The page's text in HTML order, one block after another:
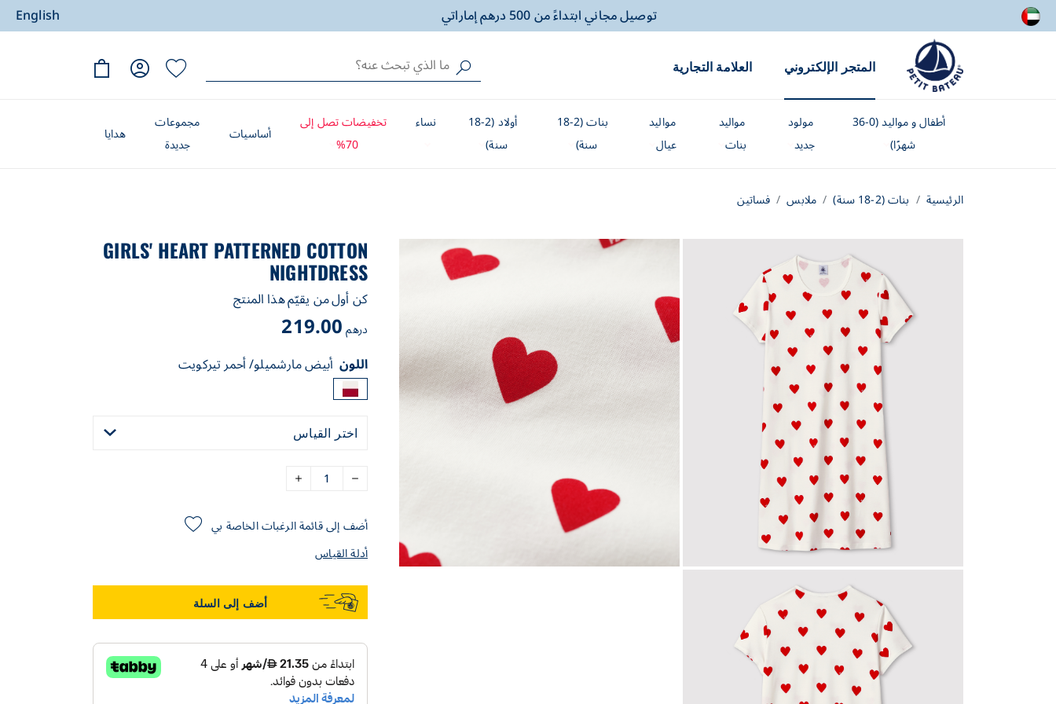
الشحن داخل الامارات فقط !
الشحن داخل الامارات فقط !
هدية خاصة لصغيرك، مغلّفة بالحب والسعادة
English
المتجر الإلكتروني العلامة التجارية
أطفال و مواليد (0-36
شهرًا)
مولود
جديد
مواليد
بنات
مواليد
عيال
بنات (2-18
سنة)
أولاد (2-18
سنة)
نساء
تخفيضات تصل إلى
70%
أساسيات
مجموعات
جديدة
هدايا
الرئيسية بنات (2-18 سنة) ملابس فساتين
GIRLS' HEART PATTERNED COTTON
NIGHTDRESS
كن أول من يقيّم هذا المنتج
درهم219.00
اللون أبيض مارشميلو/ أحمر تيركويت
اختر القياس
أضف إلى قائمة الرغبات الخاصة بي
أدلة القياس
أضف إلى السلة